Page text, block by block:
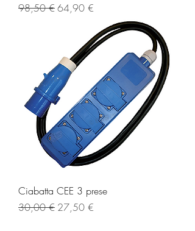
Prezzo regolare
98,50 €Prezzo scontato
64,90 €
Ciabatta CEE 3 prese
Prezzo regolare
30,00 € Prezzo scontato
27,50 €